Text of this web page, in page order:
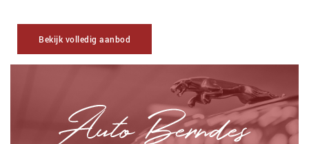
Bekijk volledig aanbod